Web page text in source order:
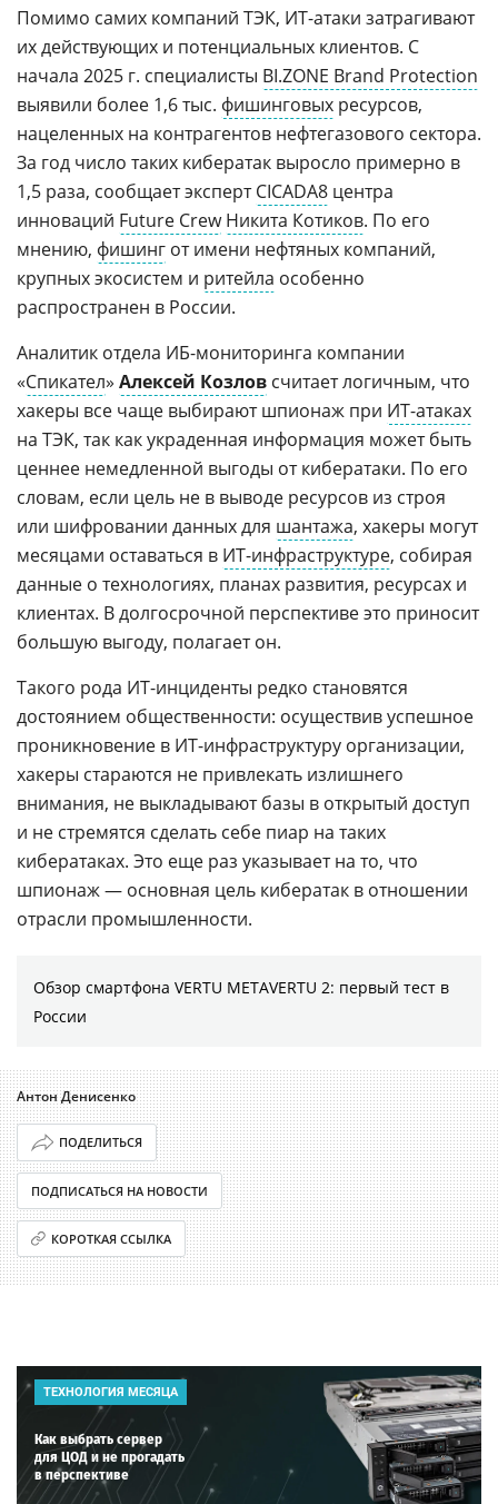
Помимо самих компаний ТЭК, ИТ-атаки затрагивают
их действующих и потенциальных клиентов. С
начала 2025 г. специалисты BI.ZONE Brand Protection
выявили более 1,6 тыс. фишинговых ресурсов,
нацеленных на контрагентов нефтегазового сектора.
За год число таких кибератак выросло примерно в
1,5 раза, сообщает экспертCICADA8 центра
инноваций Future Crew Никита Котиков. По его
мнению, фишинг от имени нефтяных компаний,
крупных экосистем и ритейла особенно
распространен в России.
Аналитик отдела ИБ-мониторинга компании
«Спикател» Алексей Козлов считает логичным, что
хакеры все чаще выбирают шпионаж при ИТ-атаках
на ТЭК, так как украденная информация может быть
ценнее немедленной выгоды от кибератаки. По его
словам, если цель не в выводе ресурсов из строя
или шифровании данных для шантажа, хакеры могут
месяцами оставаться в ИТ-инфраструктуре, собирая
данные о технологиях, планах развития, ресурсах и
клиентах. В долгосрочной перспективе это приносит
большую выгоду, полагает он.
Такого рода ИТ-инциденты редко становятся
достоянием общественности: осуществив успешное
проникновение в ИТ-инфраструктуру организации,
хакеры стараются не привлекать излишнего
внимания, не выкладывают базы в открытый доступ
и не стремятся сделать себе пиар на таких
кибератаках. Это еще раз указывает на то, что
шпионаж — основная цель кибератак в отношении
отрасли промышленности.
Обзор смартфона VERTU METAVERTU 2: первый тест в
России
Антон Денисенко
ПОДЕЛИТЬСЯ
ПОДПИСАТЬСЯ НА НОВОСТИ
КОРОТКАЯ ССЫЛКА
ТЕХНОЛОГИЯ МЕСЯЦА
Как выбрать сервер
для ЦОД и не прогадать
в перспективе